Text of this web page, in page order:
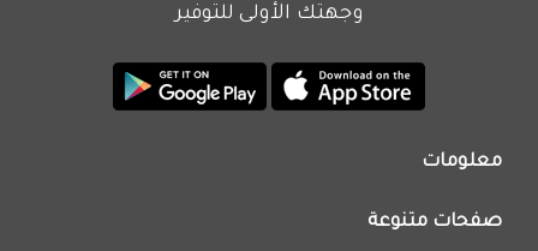
وجهتك الأولى للتوفير
معلومات
اتصل بنا
صفحات متنوعة